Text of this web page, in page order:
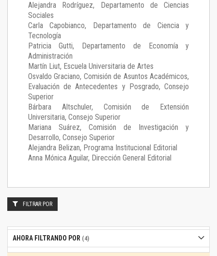
Alejandra Rodríguez, Departamento de Ciencias
Sociales
Carla Capobianco, Departamento de Ciencia y
Tecnología
Patricia Gutti, Departamento de Economía y
Administración
Martín Liut, Escuela Universitaria de Artes
Osvaldo Graciano, Comisión de Asuntos Académicos,
Evaluación de Antecedentes y Posgrado, Consejo
Superior
Bárbara Altschuler, Comisión de Extensión
Universitaria, Consejo Superior
Mariana Suárez, Comisión de Investigación y
Desarrollo, Consejo Superior
Alejandra Belizan, Programa Institucional Editorial
Anna Mónica Aguilar, Dirección General Editorial
FILTRAR POR
AHORA FILTRANDO POR